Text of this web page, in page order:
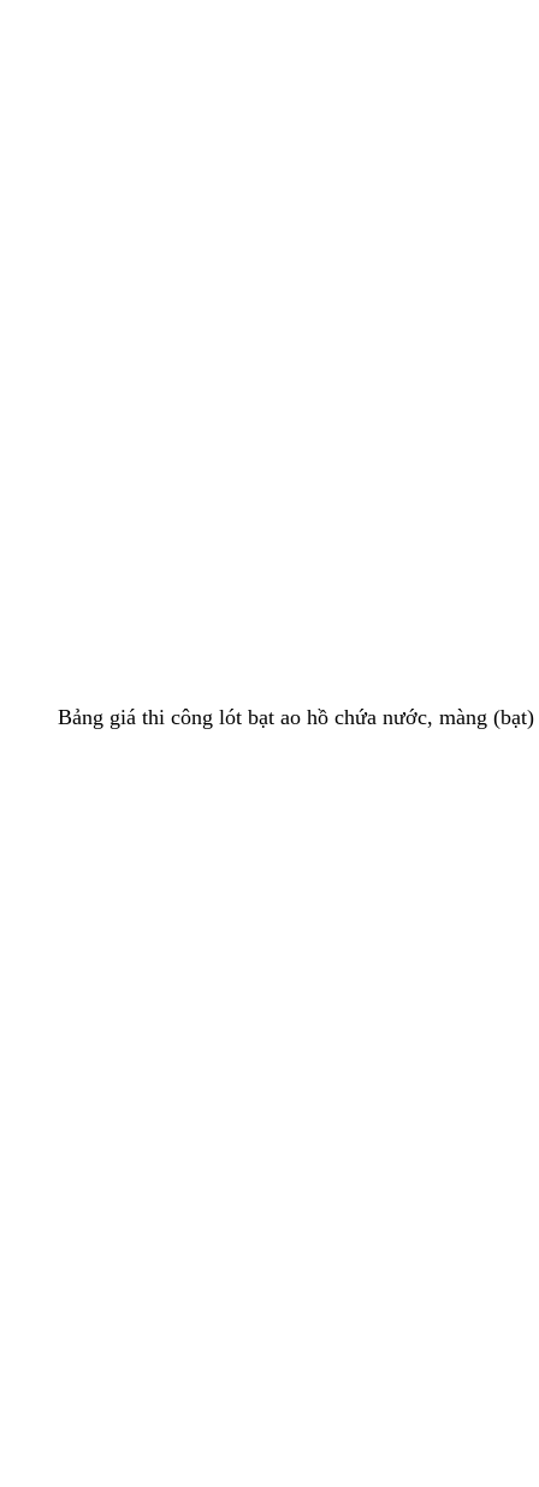
Bảng giá thi công lót bạt ao hồ chứa nước, màng